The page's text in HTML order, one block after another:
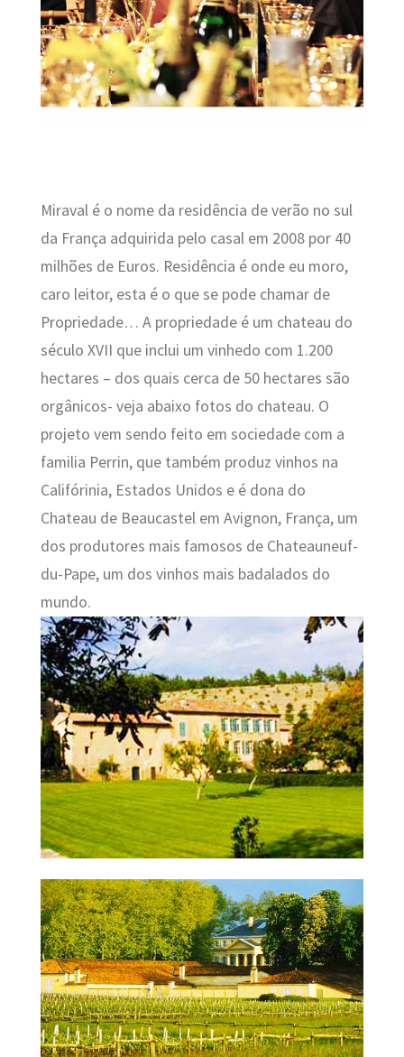
Miraval é o nome da residência de verão no sul
da França adquirida pelo casal em 2008 por 40
milhões de Euros. Residência é onde eu moro,
caro leitor, esta é o que se pode chamar de
Propriedade… A propriedade é um chateau do
século XVII que inclui um vinhedo com 1.200
hectares – dos quais cerca de 50 hectares são
orgânicos- veja abaixo fotos do chateau. O
projeto vem sendo feito em sociedade com a
familia Perrin, que também produz vinhos na
Califórinia, Estados Unidos e é dona do
Chateau de Beaucastel em Avignon, França, um
dos produtores mais famosos de Chateauneuf-
du-Pape, um dos vinhos mais badalados do
mundo.